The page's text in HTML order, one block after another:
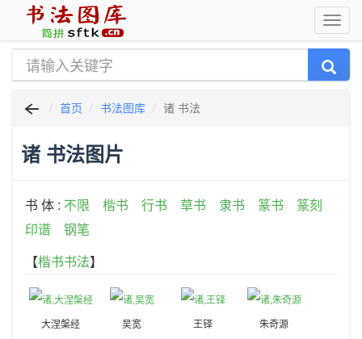
首页 书法图库 诸 书法
诸 书法图片
书 体 : 不限 楷书 行书 草书 隶书 篆书
篆刻
印谱
钢笔
【楷书书法】
大涅槃经 吴宽 王铎 朱奇源